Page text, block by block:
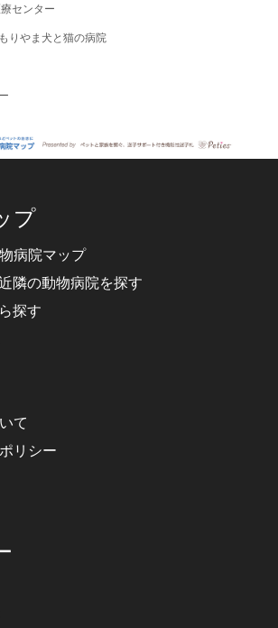
センター
りやま犬と猫の病院
プ
病院マップ
隣の動物病院を探す
探す
て
リシー